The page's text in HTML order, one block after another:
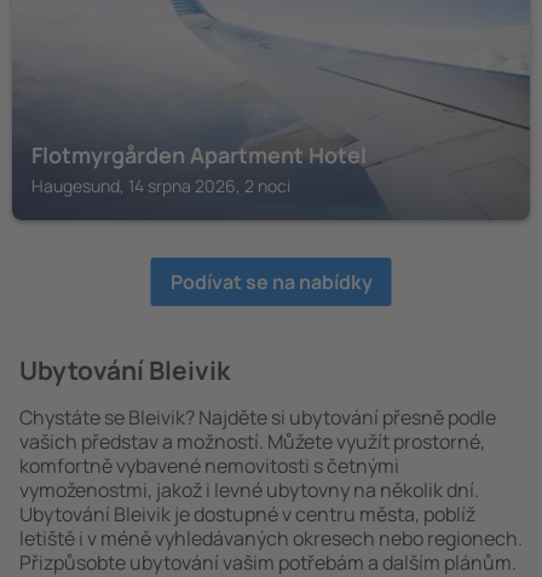
Flotmyrgården Apartment Hotel
Haugesund, 14 srpna 2026, 2 noci
Podívat se na nabídky
Ubytování Bleivik
Chystáte se Bleivik? Najděte si ubytování přesně podle
vašich představ a možností. Můžete využít prostorné,
komfortně vybavené nemovitosti s četnými
vymoženostmi, jakož i levné ubytovny na několik dní.
Ubytování Bleivik je dostupné v centru města, poblíž
letiště i v méně vyhledávaných okresech nebo regionech.
Přizpůsobte ubytování vašim potřebám a dalším plánům.